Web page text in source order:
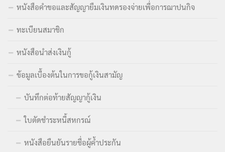
หนังสือคำขอและสัญญายืมเงินทดรองจ่ายเพื่อการฌาปนกิจ
ทะเบียนสมาชิก
หนังสือนำส่งเงินกู้
ข้อมูลเบื้องต้นในการขอกู้เงินสามัญ
บันทึกต่อท้ายสัญญากู้เงิน
ใบตัดชำระหนี้สหกรณ์
หนังสือยืนยันรายชื่อผู้ค้ำประกัน